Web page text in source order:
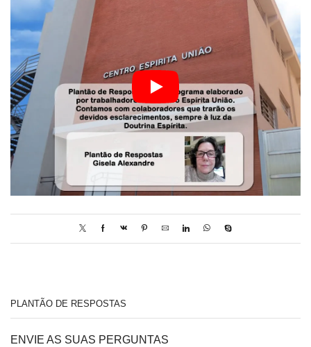
PLANTÃO DE RESPOSTAS
ENVIE AS SUAS PERGUNTAS